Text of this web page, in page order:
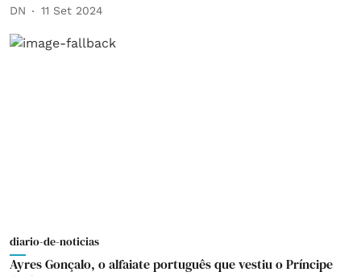
DN 11 Set 2024
diario-de-noticias
Ayres Gonçalo, o alfaiate português que vestiu o Príncipe